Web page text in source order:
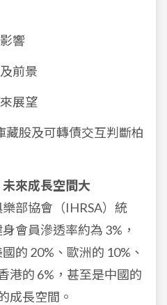
響
前景
展望
藏股及可轉債交互判斷柏
來成長空間大
部協會（IHRSA）統
會員滲透率約為 3%，
的 20%、歐洲的 10%、
港的 6%，甚至是中國的
成長空間。